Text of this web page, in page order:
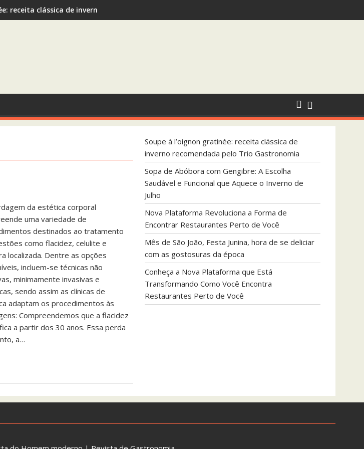
receita clássica de inverno recomendada pelo Trio Gastronomia
A Escolha Saudável e Funcional que Aquece o Inverno de Julho
da estética corporal
uma variedade de
destinados ao tratamento
como flacidez, celulite e
localizada. Dentre as opções
incluem-se técnicas não
minimamente invasivas e
sendo assim as clínicas de
adaptam os procedimentos às
Compreendemos que a flacidez
a partir dos 30 anos. Essa perda
a…
Soupe à l’oignon gratinée: receita clássica de
inverno recomendada pelo Trio Gastronomia
Sopa de Abóbora com Gengibre: A Escolha
Saudável e Funcional que Aquece o Inverno de
Julho
Nova Plataforma Revoluciona a Forma de
Encontrar Restaurantes Perto de Você
Mês de São João, Festa Junina, hora de se deliciar
com as gostosuras da época
Conheça a Nova Plataforma que Está
Transformando Como Você Encontra
Restaurantes Perto de Você